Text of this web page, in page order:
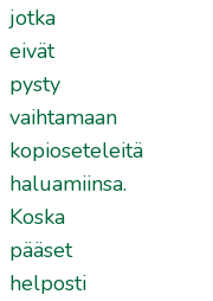
jotka
eivät
pysty
vaihtamaan
kopioseteleitä
haluamiinsa.
Koska
pääset
helposti